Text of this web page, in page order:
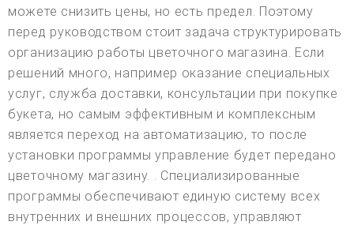
можете снизить цены, но есть предел. Поэтому
перед руководством стоит задача структурировать
организацию работы цветочного магазина. Если
решений много, например оказание специальных
услуг, служба доставки, консультации при покупке
букета, но самым эффективным и комплексным
является переход на автоматизацию, то после
установки программы управление будет передано
цветочному магазину. . Специализированные
программы обеспечивают единую систему всех
внутренних и внешних процессов, управляют